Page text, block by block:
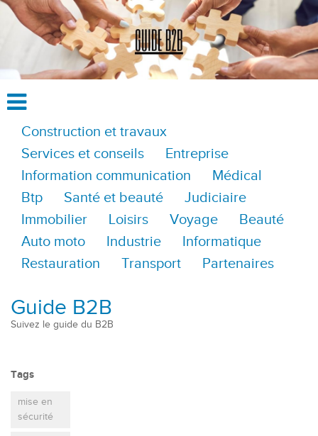
Construction et travaux
Services et conseils
Entreprise
Information communication
Médical
Btp
Santé et beauté
Judiciaire
Immobilier
Loisirs Voyage
Beauté
Auto moto
Industrie
Informatique
Restauration
Transport Partenaires
Guide B2B
Suivez le guide du B2B
Tags
mise en
sécurité